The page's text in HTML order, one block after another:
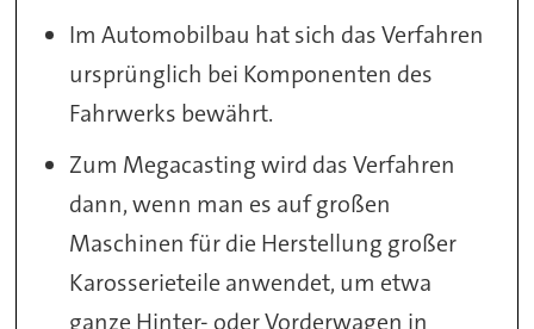
Im Automobilbau hat sich das Verfahren
ursprünglich bei Komponenten des
Fahrwerks bewährt.
Zum Megacasting wird das Verfahren
dann, wenn man es auf großen
Maschinen für die Herstellung großer
Karosserieteile anwendet, um etwa
ganze Hinter- oder Vorderwagen in